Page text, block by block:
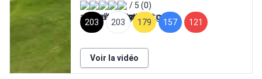
/ 5 (0)
203
203 179 157 121
Voir la vidéo